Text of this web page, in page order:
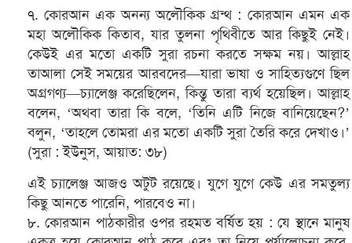
৭. কোরআন এক অনন্য অলৌকিক গ্রন্থ : কোরআন এমন এক
মহা অলৌকিক কিতাব, যার তুলনা পৃথিবীতে আর কিছুই নেই।
কেউই এর মতো একটি সুরা রচনা করতে সক্ষম নয়। আল্লাহ
তাআলা সেই সময়ের আরবদের—যারা ভাষা ও সাহিত্যগুণে ছিল
অগ্রগণ্য—চ্যালেঞ্জ করেছিলেন, কিন্তু তারা ব্যর্থ হয়েছিল। আল্লাহ
বলেন, ‘অথবা তারা কি বলে, ‘তিনি এটি নিজে বানিয়েছেন?’
বলুন, ‘তাহলে তোমরা এর মতো একটি সুরা তৈরি করে দেখাও।’
(সুরা : ইউনুস, আয়াত: ৩৮)
এই চ্যালেঞ্জ আজও অটুট রয়েছে। যুগে যুগে কেউ এর সমতুল্য
কিছু আনতে পারেনি, পারবেও না।
৮. কোরআন পাঠকারীর ওপর রহমত বর্ষিত হয় : যে স্থানে মানুষ